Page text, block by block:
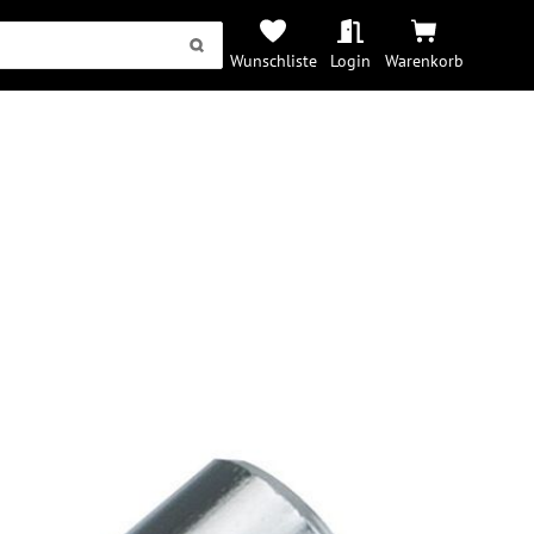
Wunschliste Login Warenkorb